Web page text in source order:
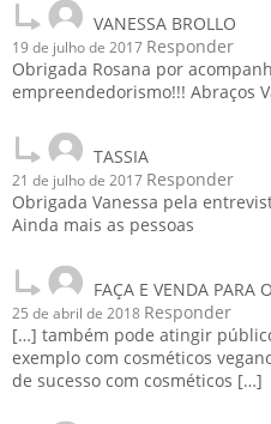
VANESSA BROLLO
19 de julho de 2017 Responder
Obrigada Rosana por
empreendedorismo!!! Abraços
TASSIA
21 de julho de 2017 Responder
Obrigada Vanessa pela
Ainda mais as pessoas
FAÇA E VENDA PARA
25 de abril de 2018 Responder
[…] também pode atingir
exemplo com cosméticos
de sucesso com cosméticos […]